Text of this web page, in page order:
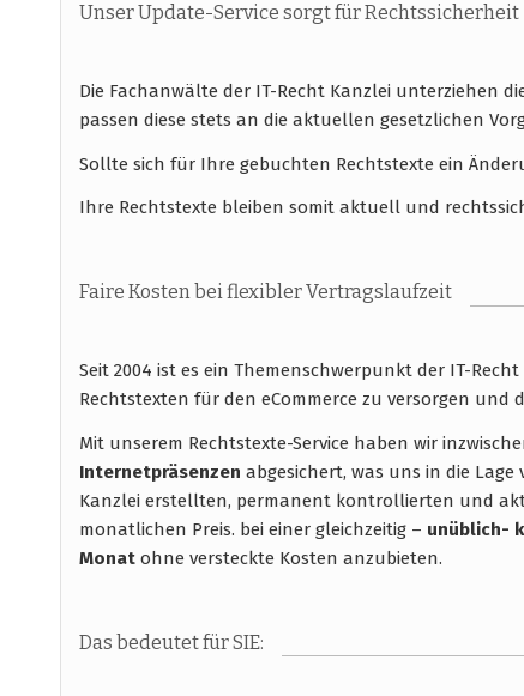
Unser Update-Service sorgt für Rechtssicherheit
Die Fachanwälte der IT-Recht Kanzlei unterziehen
passen diese stets an die aktuellen gesetzlichen
Sollte sich für Ihre gebuchten Rechtstexte ein
Ihre Rechtstexte bleiben somit aktuell und
Faire Kosten bei flexibler Vertragslaufzeit
Seit 2004 ist es ein Themenschwerpunkt der IT-
Rechtstexten für den eCommerce zu versorgen und
Mit unserem Rechtstexte-Service haben wir
Internetpräsenzen abgesichert, was uns in die
Kanzlei erstellten, permanent kontrollierten und
monatlichen Preis. bei einer gleichzeitig – unüblich-
Monatohne versteckte Kosten anzubieten.
Das bedeutet für SIE: